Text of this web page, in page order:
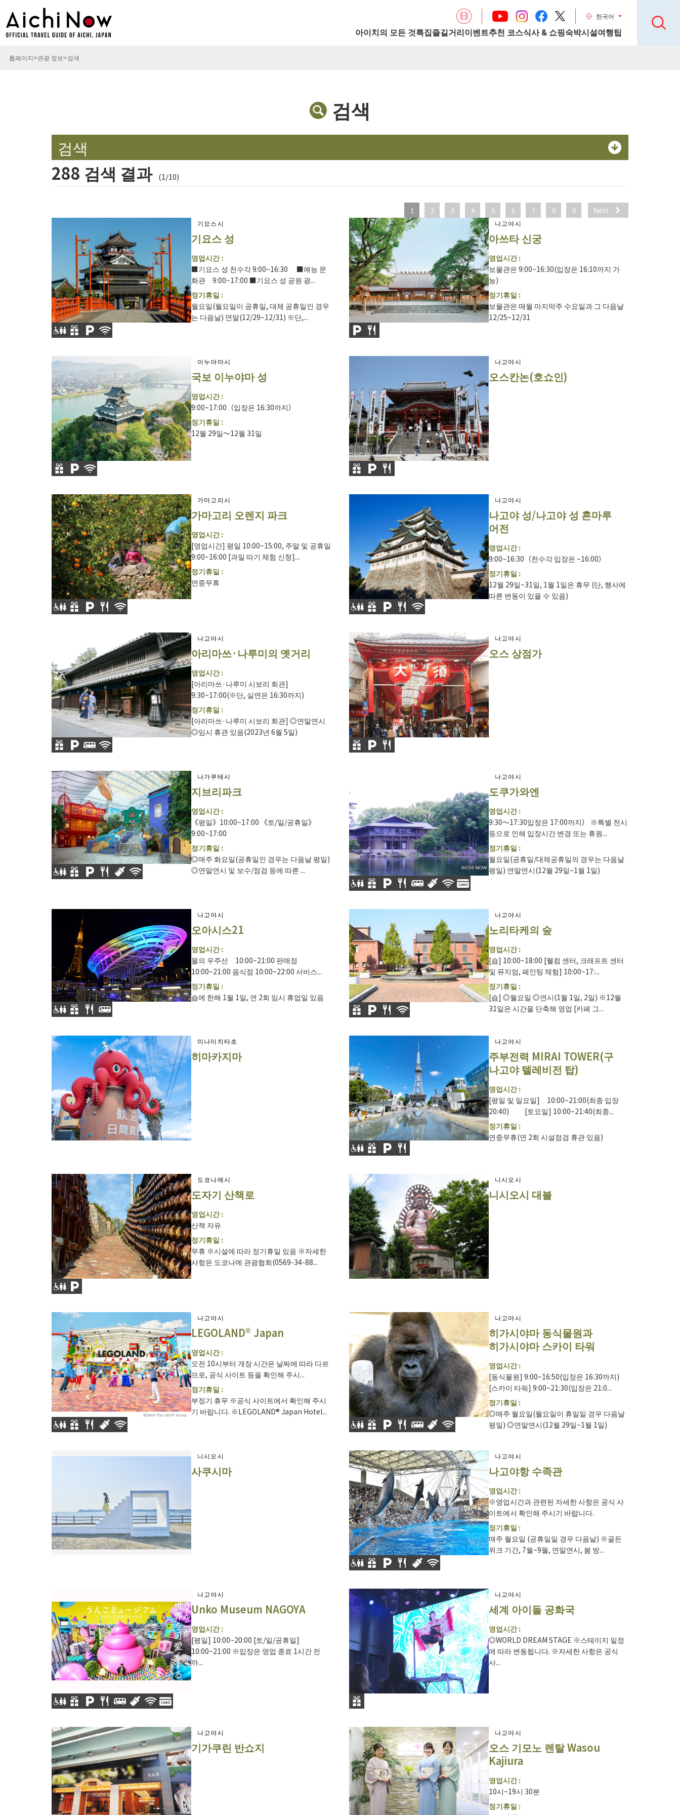
한국어
아이치의 모든 것특집즐길거리이벤트추천 코스식사 & 쇼핑숙박시설여행팁
톱페이지 관광 정보 검색
검색
검색
288 검색 결과 (1/10)
1 2 3 4 5 6 7 8 9 Next
기요스시
기요스 성
영업시간 :
■기요스 성 천수각 9:00~16:30 ■예능 문
화관 9:00~17:00 ■기요스 성 공원 광...
정기휴일 :
월요일(월요일이 공휴일, 대체 공휴일인 경우
는 다음날) 연말(12/29~12/31) ※단,...
나고야시
아쓰타 신궁
영업시간 :
보물관은 9:00~16:30(입장은 16:10까지 가
능)
정기휴일 :
보물관은 매월 마지막주 수요일과 그 다음날
12/25~12/31
이누야마시
국보 이누야마 성
영업시간 :
9:00~17:00（입장은 16:30까지）
정기휴일 :
12월 29일～12월 31일
나고야시
오스칸논(호쇼인)
가마고리시
가마고리 오렌지 파크
영업시간 :
[영업시간] 평일 10:00~15:00, 주말 및 공휴일
9:00~16:00 [과일 따기 체험 신청]...
정기휴일 :
연중무휴
나고야시
나고야 성/나고야 성 혼마루
어전
영업시간 :
9:00~16:30（천수각 입장은 ~16:00）
정기휴일 :
12월 29일~31일, 1월 1일은 휴무 (단, 행사에
따른 변동이 있을 수 있음)
나고야시
아리마쓰·나루미의 옛거리
영업시간 :
[아리마쓰·나루미 시보리 회관]
9:30~17:00(※단, 실연은 16:30까지)
정기휴일 :
[아리마쓰·나루미 시보리 회관] ◎연말연시
◎임시 휴관 있음(2023년 6월 5일)
나고야시
오스 상점가
나가쿠테시
지브리파크
영업시간 :
《평일》10:00~17:00 《토/일/공휴일》
9:00~17:00
정기휴일 :
◎매주 화요일(공휴일인 경우는 다음날 평일)
◎연말연시 및 보수/점검 등에 따른 ...
나고야시
도쿠가와엔
영업시간 :
9:30～17:30입장은 17:00까지） ※특별 전시
등으로 인해 입장시간 변경 또는 휴원...
정기휴일 :
월요일(공휴일/대체공휴일의 경우는 다음날
평일) 연말연시(12월 29일~1월 1일)
나고야시
오아시스21
영업시간 :
물의 우주선 10:00~21:00 판매점
10:00~21:00 음식점 10:00~22:00 서비스...
정기휴일 :
숍에 한해 1월 1일, 연 2회 임시 휴업일 있음
나고야시
노리타케의 숲
영업시간 :
[숍] 10:00~18:00 [웰컴 센터, 크래프트 센터
및 뮤지엄, 페인팅 체험] 10:00~17:...
정기휴일 :
[숍] ◎월요일 ◎연시(1월 1일, 2일) ※12월
31일은 시간을 단축해 영업 [카페 그...
미나미치타초
히마카지마
나고야시
주부전력 MIRAI TOWER(구
나고야 텔레비전 탑)
영업시간 :
[평일 및 일요일] 10:00~21:00(최종 입장
20:40) [토요일] 10:00~21:40(최종...
정기휴일 :
연중무휴(연 2회 시설점검 휴관 있음)
도코나메시
도자기 산책로
영업시간 :
산책 자유
정기휴일 :
무휴 ※시설에 따라 정기휴일 있음 ※자세한
사항은 도코나메 관광협회(0569-34-88...
니시오시
니시오시 대불
나고야시
LEGOLAND® Japan
영업시간 :
오전 10시부터 개장 시간은 날짜에 따라 다르
므로, 공식 사이트 등을 확인해 주시...
정기휴일 :
부정기 휴무 ※공식 사이트에서 확인해 주시
기 바랍니다. ※LEGOLAND® Japan Hotel...
나고야시
히가시야마 동식물원과
히가시야마 스카이 타워
영업시간 :
[동식물원] 9:00~16:50(입장은 16:30까지)
[스카이 타워] 9:00~21:30(입장은 21:0...
정기휴일 :
◎매주 월요일(월요일이 휴일일 경우 다음날
평일) ◎연말연시(12월 29일~1월 1일)
니시오시
사쿠시마
나고야시
나고야항 수족관
영업시간 :
※영업시간과 관련된 자세한 사항은 공식 사
이트에서 확인해 주시기 바랍니다.
정기휴일 :
매주 월요일 (공휴일일 경우 다음날) ※골든
위크 기간, 7월~9월, 연말연시, 봄 방...
나고야시
Unko Museum NAGOYA
영업시간 :
[평일] 10:00~20:00 [토/일/공휴일]
10:00~21:00 ※입장은 영업 종료 1시간 전
까...
나고야시
세계 아이돌 공화국
영업시간 :
◎WORLD DREAM STAGE ※스테이지 일정
에 따라 변동됩니다. ※자세한 사항은 공식
사...
나고야시
기가쿠린 반쇼지
나고야시
오스 기모노 렌탈 Wasou
Kajiura
영업시간 :
10시~19시 30분
정기휴일 :